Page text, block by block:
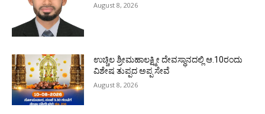
August 8, 2026
ಉಚ್ಚಿಲ ಶ್ರೀಮಹಾಲಕ್ಷ್ಮೀ ದೇವಸ್ಥಾನದಲ್ಲಿ ಆ.10ರಂದು
ವಿಶೇಷ ತುಪ್ಪದ ಅಪ್ಪ ಸೇವೆ
August 8, 2026